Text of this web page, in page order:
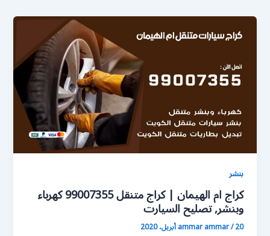
بنشر
كراج ام الهيمان | كراج متنقل 99007355 كهرباء
وبنشر, تصليح السيارت
ammar ammar/20 أبريل، 2020